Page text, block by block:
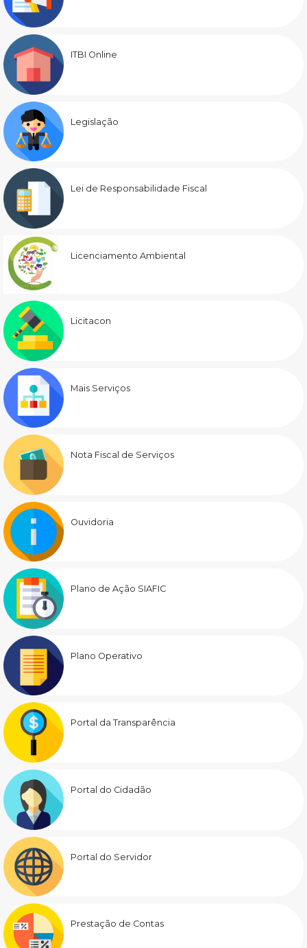
ITBI Online
Legislação
Lei de Responsabilidade Fiscal
Licenciamento Ambiental
Licitacon
Mais Serviços
Nota Fiscal de Serviços
Ouvidoria
Plano de Ação SIAFIC
Plano Operativo
Portal da Transparência
Portal do Cidadão
Portal do Servidor
Prestação de Contas